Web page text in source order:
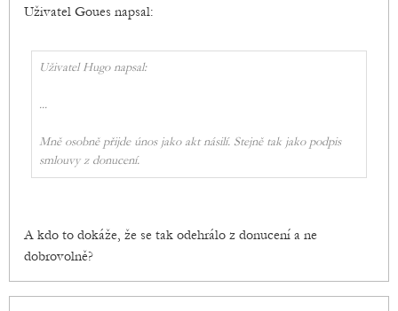
Uživatel Goues napsal:
Uživatel Hugo napsal:
...
Mně osobně přijde únos jako akt násilí. Stejně tak jako podpis
smlouvy z donucení.
A kdo to dokáže, že se tak odehrálo z donucení a ne
dobrovolně?